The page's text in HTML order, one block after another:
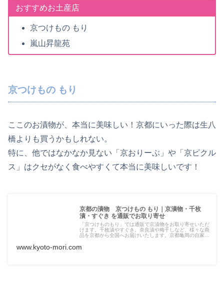
おすすめお土産店
京つけもの もり
嵐山昇龍苑
京つけもの もり
ここのお漬物が、本当に美味しい！京都にいった際は生八
橋よりも買うかもしれない。
特に、他ではなかなか見ない「京おりーぶ」や「京ピクル
ス」はクセがなく食べやすくて本当に美味しいです！
京都の漬物 京つけもの もり｜京漬物・千枚
漬・すぐき を通販でお取り寄せ
「京つけものもり」では通販で京漬物をお取り寄せいただ
けます。千枚漬やすぐき、奈良漬や梅干しなど、様々な商
品を京都から全国へお届けいたします。京都亀岡の自家農
漬物は絶品です。
www.kyoto-mori.com